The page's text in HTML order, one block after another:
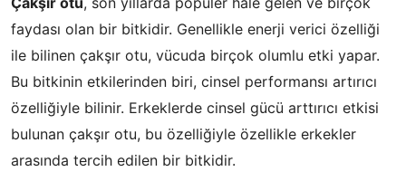
faydası olan bir bitkidir. Genellikle enerji verici özelliği
ile bilinen çakşır otu, vücuda birçok olumlu etki yapar.
Bu bitkinin etkilerinden biri, cinsel performansı artırıcı
özelliğiyle bilinir. Erkeklerde cinsel gücü arttırıcı etkisi
bulunan çakşır otu, bu özelliğiyle özellikle erkekler
arasında tercih edilen bir bitkidir.